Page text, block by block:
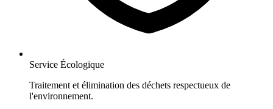
Service Écologique
Traitement et élimination des déchets respectueux de
l'environnement.